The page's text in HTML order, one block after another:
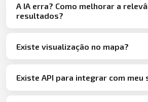
A IA erra? Como melhorar a
resultados?
Existe visualização no mapa?
Existe API para integrar com meu